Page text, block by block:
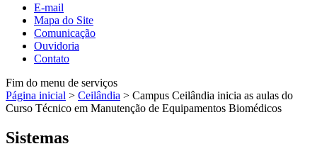
E-mail
Mapa do Site
Comunicação
Ouvidoria
Contato
Fim do menu de serviços
Página inicial > Ceilândia > Campus Ceilândia inicia as aulas do
Curso Técnico em Manutenção de Equipamentos Biomédicos
Sistemas